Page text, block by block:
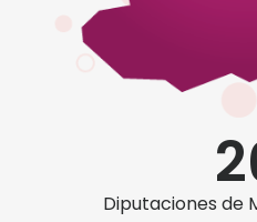
Diputaciones de